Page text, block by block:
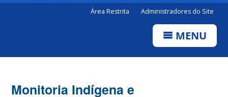
Área Restrita Administradores do Site
MENU
Monitoria Indígena e